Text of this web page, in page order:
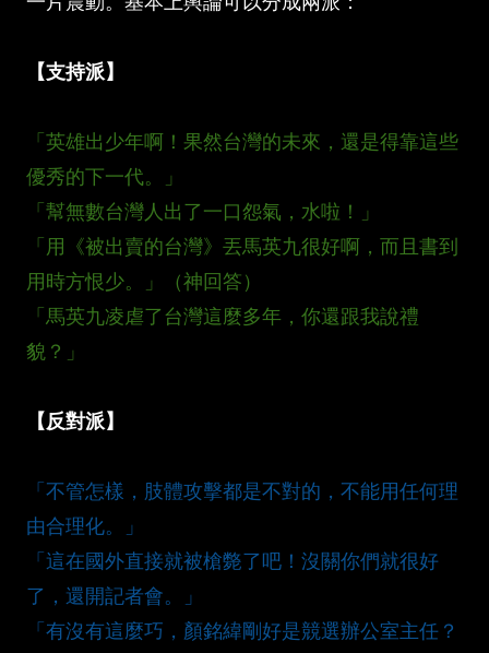
【支持派】
「英雄出少年啊！果然台灣的未來，還是得靠這些
優秀的下一代。」
「幫無數台灣人出了一口怨氣，水啦！」
「用《被出賣的台灣》丟馬英九很好啊，而且書到
用時方恨少。」（神回答）
「馬英九凌虐了台灣這麼多年，你還跟我說禮
貌？」
【反對派】
「不管怎樣，肢體攻擊都是不對的，不能用任何理
由合理化。」
「這在國外直接就被槍斃了吧！沒關你們就很好
了，還開記者會。」
「有沒有這麼巧，顏銘緯剛好是競選辦公室主任？